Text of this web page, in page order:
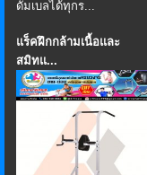
ดัมเบลได้ทุกร...
แร็คฝึกกล้ามเนื้อและ
สมิทแ...